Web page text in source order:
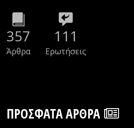
357
Άρθρα
111
Ερωτήσεις
ΠΡΌΣΦΑΤΑ ΆΡΘΡΑ